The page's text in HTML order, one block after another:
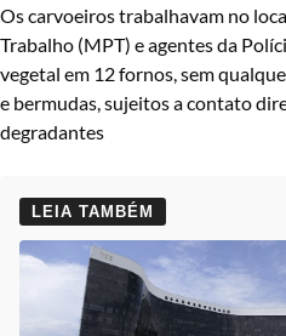
Os carvoeiros trabalhavam no
Trabalho (MPT) e agentes da
vegetal em 12 fornos, sem
e bermudas, sujeitos a contato
degradantes
LEIA TAMBÉM